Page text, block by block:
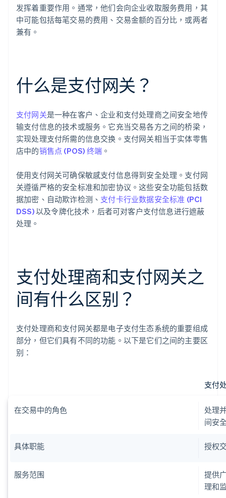
发挥着重要作用。通常，他们会向企业收取服务费用，其
中可能包括每笔交易的费用、交易金额的百分比，或两者
兼有。
什么是支付网关？
支付网关是一种在客户、企业和支付处理商之间安全地传
输支付信息的技术或服务。它充当交易各方之间的桥梁，
实现处理支付所需的信息交换。支付网关相当于实体零售
店中的销售点 (POS) 终端 。
使用支付网关可确保敏感支付信息得到安全处理。支付网
关遵循严格的安全标准和加密协议。这些安全功能包括数
据加密、自动欺诈检测、 支付卡行业数据安全标准 (PCI
DSS)以及令牌化技术，后者可对客户支付信息进行遮蔽
处理。
支付处理商和支付网关之
间有什么区别？
支付处理商和支付网关都是电子支付生态系统的重要组成
部分，但它们具有不同的功能。以下是它们之间的主要区
别：
支付
在交易中的角色
处理
间安
具体职能 授权
服务范围
提供
理和